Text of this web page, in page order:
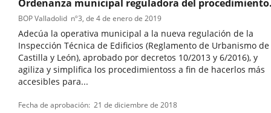
Ordenanza municipal reguladora del procedimiento
de presentación de la Inspección Técnica de
Edificaciones
Adecúa la operativa municipal a la nueva regulación de la
Inspección Técnica de Edificios (Reglamento de Urbanismo de
Castilla y León), aprobado por decretos 10/2013 y 6/2016), y
agiliza y simplifica los procedimientoss a fin de hacerlos más
accesibles para...
de
boletin
BOP Valladolid nº3, de 4 de enero de 2019
Fecha de aprobación 21 de diciembre de 2018